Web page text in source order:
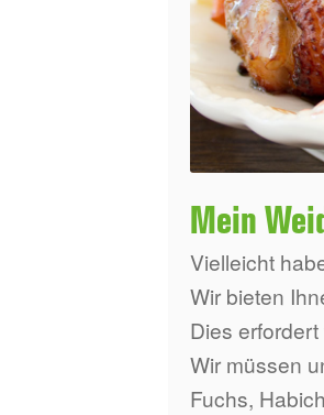
Mein
Vielleicht
Wir bieten
Dies
Wir müssen
Fuchs,